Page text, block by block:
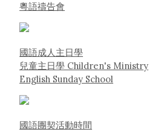
粵語禱告會
國語成人主日學
兒童主日學 Children's Ministry
English Sunday School
國語團契活動時間